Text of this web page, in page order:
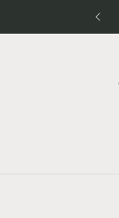
Inhalt